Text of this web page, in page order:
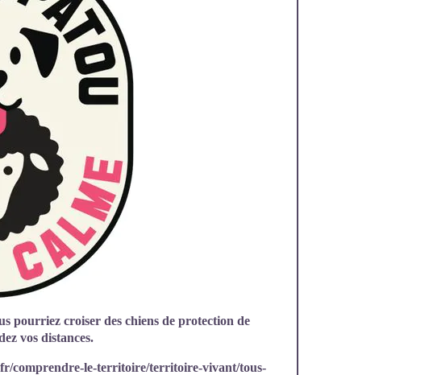
pourriez croiser des chiens de protection de
vos distances.
comprendre-le-territoire/territoire-vivant/tous-